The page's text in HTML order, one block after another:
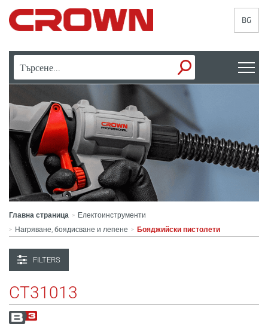
BG
Главна страница > Електоинструменти
> Нагряване, боядисване и лепене > Бояджийски пистолети
FILTERS
CT31013